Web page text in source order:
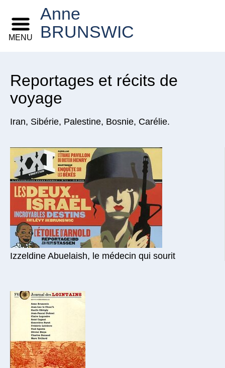
Anne
BRUNSWIC
MENU
Reportages et récits de
voyage
Iran, Sibérie, Palestine, Bosnie, Carélie.
Izzeldine Abuelaish, le médecin qui sourit